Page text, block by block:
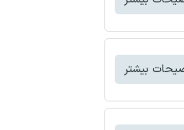
بیشتر